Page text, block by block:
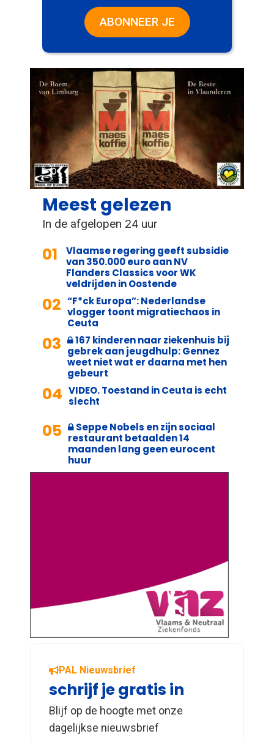
ABONNEER JE
Meest gelezen
In de afgelopen 24 uur
01
Vlaamse regering geeft subsidie
van 350.000 euro aan NV
Flanders Classics voor WK
veldrijden in Oostende
02 “F*ck Europa”: Nederlandse
vlogger toont migratiechaos in
Ceuta
03
167 kinderen naar ziekenhuis bij
gebrek aan jeugdhulp: Gennez
weet niet wat er daarna met hen
gebeurt
04 VIDEO. Toestand in Ceuta is echt
slecht
05
Seppe Nobels en zijn sociaal
restaurant betaalden 14
maanden lang geen eurocent
huur
PAL Nieuwsbrief
schrijf je gratis in
Blijf op de hoogte met onze
dagelijkse nieuwsbrief